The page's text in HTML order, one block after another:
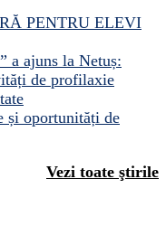
PENTRU ELEVI
a ajuns la Netuș:
de profilaxie
și oportunități de
Vezi toate ştirile